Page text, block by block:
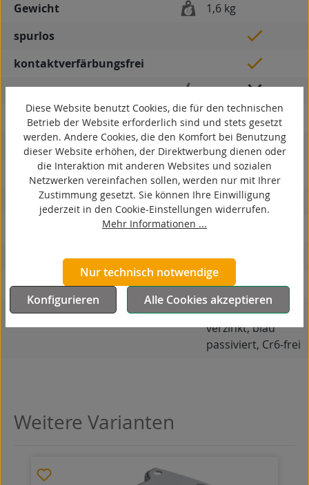
Gewicht
1,6 kg
spurlos
kontaktverfärbungsfrei
antistatisch
ESD
elektrisch leitfähig
korrosionsbeständig
hitzebeständig
autoklaventauglich
Produkttyp
Bockrolle
Material Gehäuse
Stahlblech
Oberfläche Gehäuse
galvanisch
verzinkt, blau
passiviert, Cr6-frei
Produktgalerie überspringen
Weitere Varianten
Diese Website benutzt Cookies, die für den technischen
Betrieb der Website erforderlich sind und stets gesetzt
werden. Andere Cookies, die den Komfort bei Benutzung
dieser Website erhöhen, der Direktwerbung dienen oder
die Interaktion mit anderen Websites und sozialen
Netzwerken vereinfachen sollen, werden nur mit Ihrer
Zustimmung gesetzt. Sie können Ihre Einwilligung
jederzeit in den Cookie-Einstellungen widerrufen.
Mehr Informationen ...
Nur technisch notwendige
Konfigurieren
Alle Cookies akzeptieren